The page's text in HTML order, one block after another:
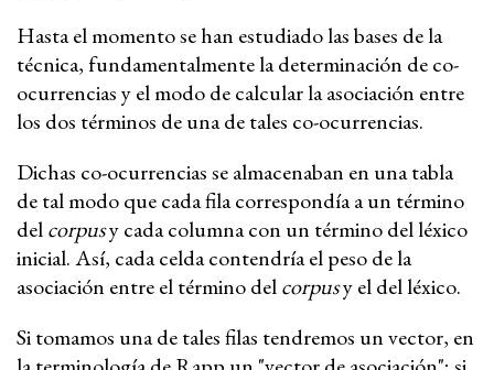
Hasta el momento se han estudiado las bases de la
técnica, fundamentalmente la determinación de co-
ocurrencias y el modo de calcular la asociación entre
los dos términos de una de tales co-ocurrencias.
Dichas co-ocurrencias se almacenaban en una tabla
de tal modo que cada fila correspondía a un término
delcorpusy cada columna con un término del léxico
inicial. Así, cada celda contendría el peso de la
asociación entre el término delcorpusy el del léxico.
Si tomamos una de tales filas tendremos un vector, en